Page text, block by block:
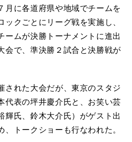
月に各道府県や地域でチームを
クごとにリーグ戦を実施し、
ームが決勝トーナメントに進出
会で、準決勝２試合と決勝戦が
れた大会だが、東京のスタジ
代表の坪井慶介氏と、お笑い芸
輝氏、鈴木大介氏）がゲスト出
トークショーも行なわれた。